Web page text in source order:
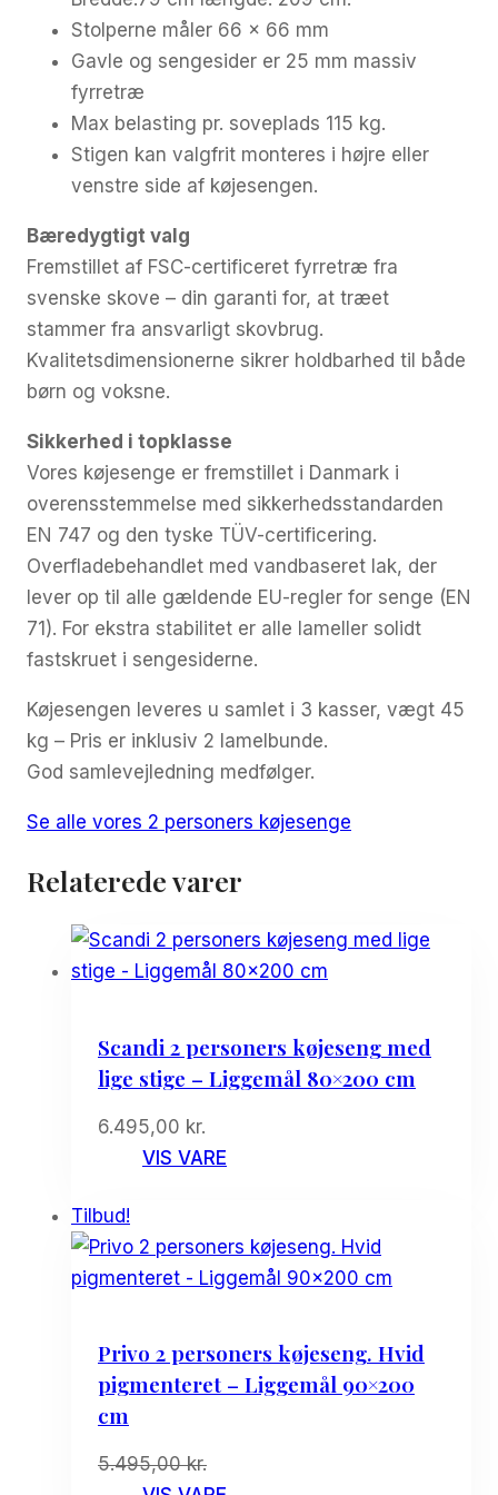
Stolperne måler 66 x 66 mm
Gavle og sengesider er 25 mm massiv
fyrretræ
Max belasting pr. soveplads 115 kg.
Stigen kan valgfrit monteres i højre eller
venstre side af køjesengen.
Bæredygtigt valg
Fremstillet af FSC-certificeret fyrretræ fra
svenske skove – din garanti for, at træet
stammer fra ansvarligt skovbrug.
Kvalitetsdimensionerne sikrer holdbarhed til både
børn og voksne.
Sikkerhed i topklasse
Vores køjesenge er fremstillet i Danmark i
overensstemmelse med sikkerhedsstandarden
EN 747 og den tyske TÜV-certificering.
Overfladebehandlet med vandbaseret lak, der
lever op til alle gældende EU-regler for senge (EN
71). For ekstra stabilitet er alle lameller solidt
fastskruet i sengesiderne.
Køjesengen leveres u samlet i 3 kasser, vægt 45
kg – Pris er inklusiv 2 lamelbunde.
God samlevejledning medfølger.
Se alle vores 2 personers køjesenge
Relaterede varer
Scandi 2 personers køjeseng med
lige stige – Liggemål 80×200 cm
6.495,00 kr.
VIS VARE
Tilbud!
Privo 2 personers køjeseng. Hvid
pigmenteret – Liggemål 90×200
cm
5.495,00kr.Den
Den